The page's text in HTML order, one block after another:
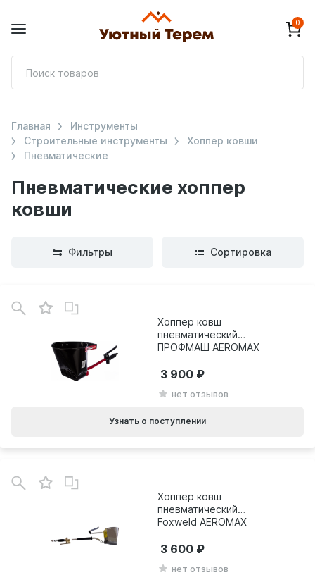
0
Пневматические хоппер
ковши
Главная
Инструменты
Строительные инструменты
Хоппер ковши
Пневматические
Фильтры Сортировка
Хоппер ковш
пневматический
ПРОФМАШ AEROMAX
нет отзывов
3 900
Узнать о поступлении
Хоппер ковш
пневматический
Foxweld AEROMAX
нет отзывов
3 600